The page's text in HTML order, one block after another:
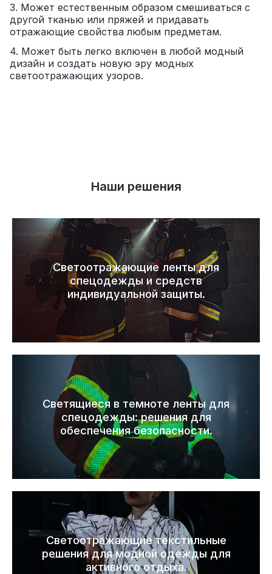
3. Может естественным образом смешиваться с
другой тканью или пряжей и придавать
отражающие свойства любым предметам.
4. Может быть легко включен в любой модный
дизайн и создать новую эру модных
светоотражающих узоров.
Наши решения
Светоотражающие ленты для
спецодежды и средств
индивидуальной защиты.
Светящиеся в темноте ленты для
спецодежды: решения для
обеспечения безопасности.
Светоотражающие текстильные
решения для модной одежды для
активного отдыха.